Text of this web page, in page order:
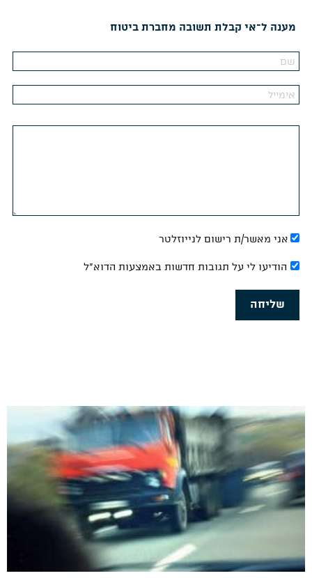
מענה ל־אי קבלת תשובה מחברת ביטוח
אני מאשר/ת רישום לנייוזלטר
הודיעו לי על תגובות חדשות באמצעות הדוא"ל
שליחה